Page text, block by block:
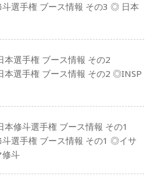
選手権 ブース情報 その3 ◎ 日本
選手権 ブース情報 その2
本選手権 ブース情報 その2 ◎INSP
修斗選手権 ブース情報 その1
選手権 ブース情報 その1 ◎イサ
修斗